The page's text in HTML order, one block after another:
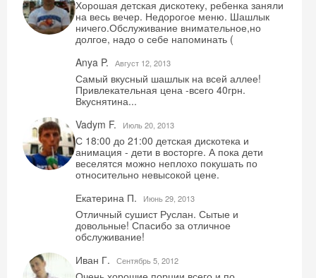
Хорошая детская дискотеку, ребенка заняли
на весь вечер. Недорогое меню. Шашлык
ничего.Обслуживание внимательное,но
долгое, надо о себе напоминать (
Anya P.
Август 12, 2013
Самый вкусный шашлык на всей аллее!
Привлекательная цена -всего 40грн.
Вкуснятина...
Vadym F.
Июль 20, 2013
С 18:00 до 21:00 детская дискотека и
анимация - дети в восторге. А пока дети
веселятся можно неплохо покушать по
относительно невысокой цене.
Екатерина П.
Июнь 29, 2013
Отличный сушист Руслан. Сытые и
довольные! Спасибо за отличное
обслуживание!
Иван Г.
Сентябрь 5, 2012